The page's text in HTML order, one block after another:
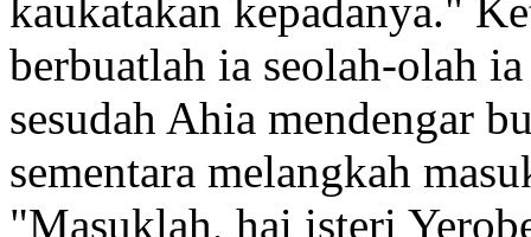
kaukatakan kepadanya."
berbuatlah ia seolah-olah
sesudah Ahia mendengar
sementara melangkah
"Masuklah, hai isteri